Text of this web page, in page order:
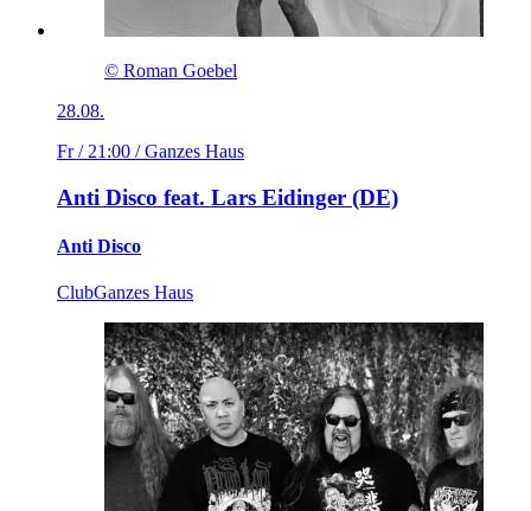
© Roman Goebel
28.08.
Fr / 21:00 / Ganzes Haus
Anti Disco feat. Lars Eidinger (DE)
Anti Disco
ClubGanzes Haus